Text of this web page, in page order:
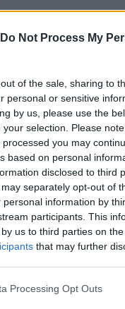
Do Not Process My
of the sale, sharing to
personal or sensitive
by us, please use the
selection. Please
you may
based on personal
disclosed to third
separately opt-out of
personal information by
participants. This
us to third parties on the
that may further
Processing Opt Outs
DZĪVESSTĀSTS
Stāsts, kas
scenārijus: Kā
Volfs Ruvinskis
Meksikas
CEĻOJUMA PLĀNS
Draudzeņu
drāmām: noderīgi
plānošanai un 16
ATTIECĪBAS